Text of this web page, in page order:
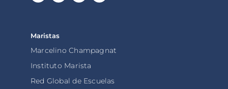
Maristas
Marcelino Champagnat
Instituto Marista
Red Global de Escuelas